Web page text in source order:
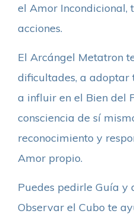
el Amor Incondicional,
acciones.
El Arcángel Metatron
dificultades, a adoptar
a influir en el Bien del
consciencia de sí
reconocimiento y
Amor propio.
Puedes pedirle Guía y
Observar el Cubo te